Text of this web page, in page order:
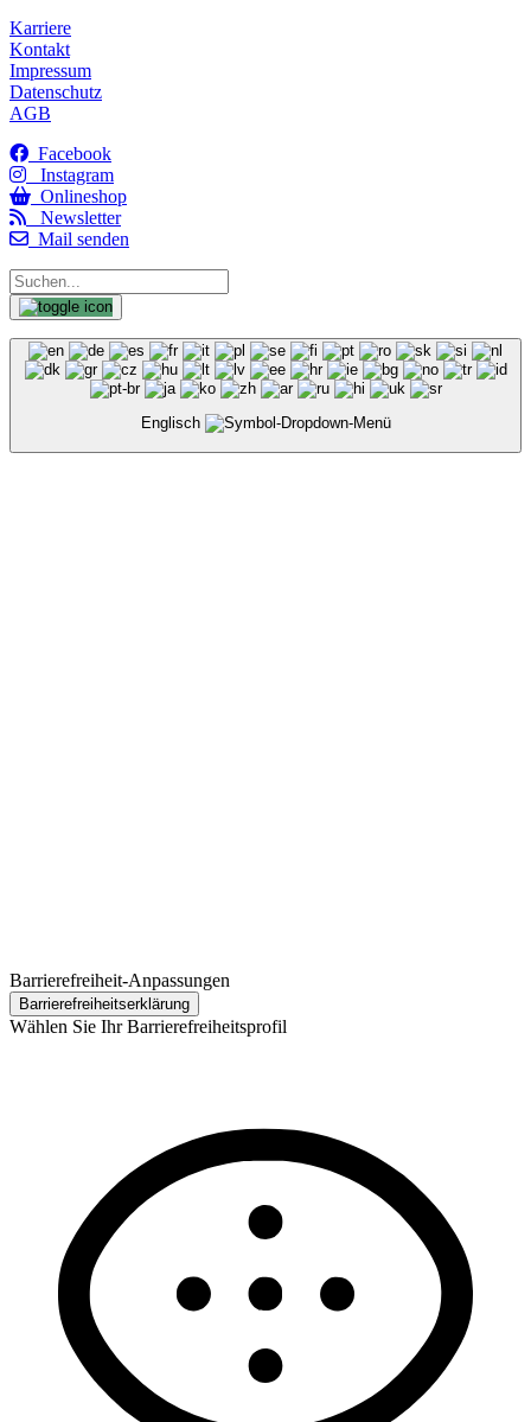
Karriere
Kontakt
Impressum
Datenschutz
AGB
Facebook
Instagram
Onlineshop
Newsletter
Mail senden
Englisch
Barrierefreiheit-Anpassungen
Barrierefreiheits­erklärung
Wählen Sie Ihr Barrierefreiheitsprofil